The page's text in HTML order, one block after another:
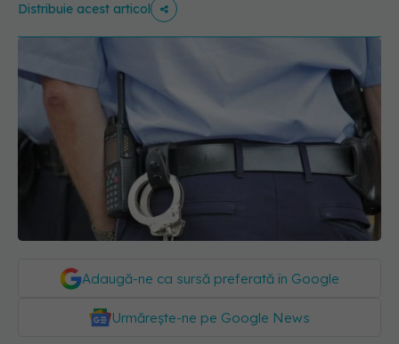
Distribuie acest articol
Adaugă-ne ca sursă preferată în Google
Urmărește-ne pe Google News